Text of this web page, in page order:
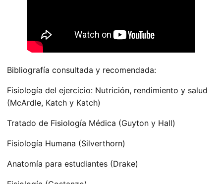
Bibliografía consultada y recomendada:
Fisiología del ejercicio: Nutrición, rendimiento y salud
(McArdle, Katch y Katch)
Tratado de Fisiología Médica (Guyton y Hall)
Fisiología Humana (Silverthorn)
Anatomía para estudiantes (Drake)